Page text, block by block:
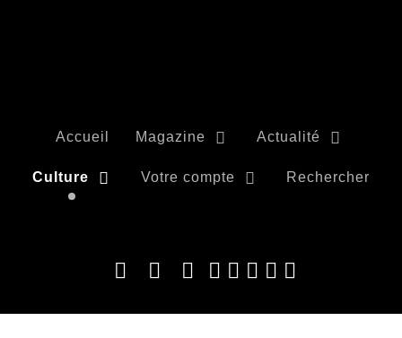
Accueil Magazine Actualité
Culture Votre compte Rechercher